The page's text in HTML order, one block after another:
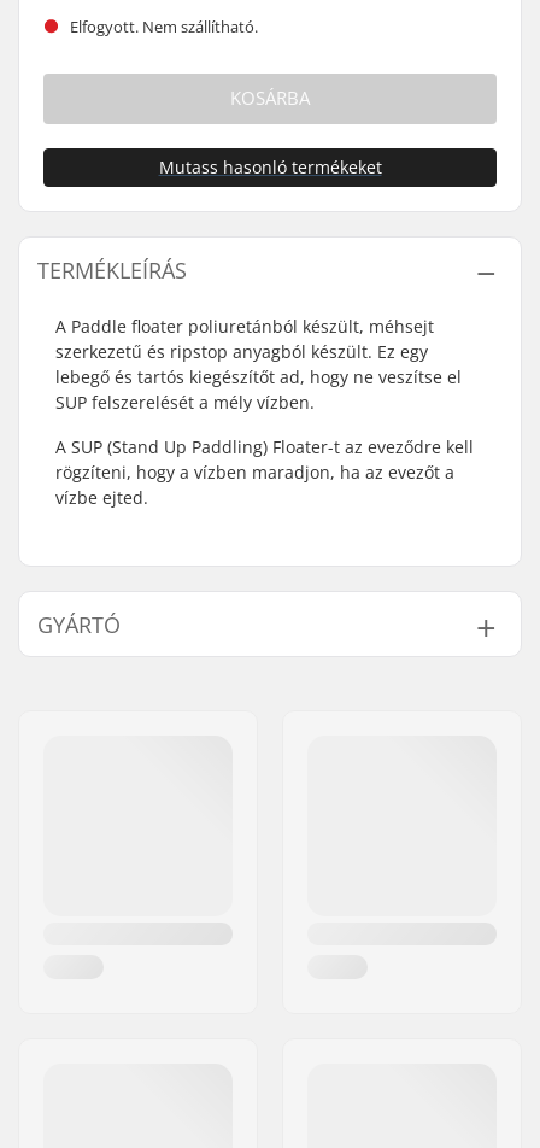
Elfogyott. Nem szállítható.
KOSÁRBA
Mutass hasonló termékeket
TERMÉKLEÍRÁS
A Paddle floater poliuretánból készült, méhsejt
szerkezetű és ripstop anyagból készült. Ez egy
lebegő és tartós kiegészítőt ad, hogy ne veszítse el
SUP felszerelését a mély vízben.
A SUP (Stand Up Paddling) Floater-t az eveződre kell
rögzíteni, hogy a vízben maradjon, ha az evezőt a
vízbe ejted.
GYÁRTÓ